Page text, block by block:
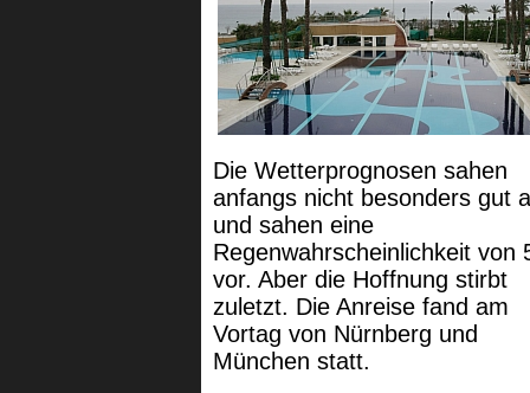
Die Wetterprognosen sahen
anfangs nicht besonders gut
und sahen eine
Regenwahrscheinlichkeit von
vor. Aber die Hoffnung stirbt
zuletzt. Die Anreise fand am
Vortag von Nürnberg und
München statt.